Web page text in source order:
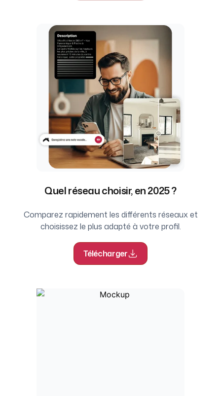
Quel réseau choisir, en 2025 ?
Comparez rapidement les différents réseaux et
choisissez le plus adapté à votre profil.
Télécharger